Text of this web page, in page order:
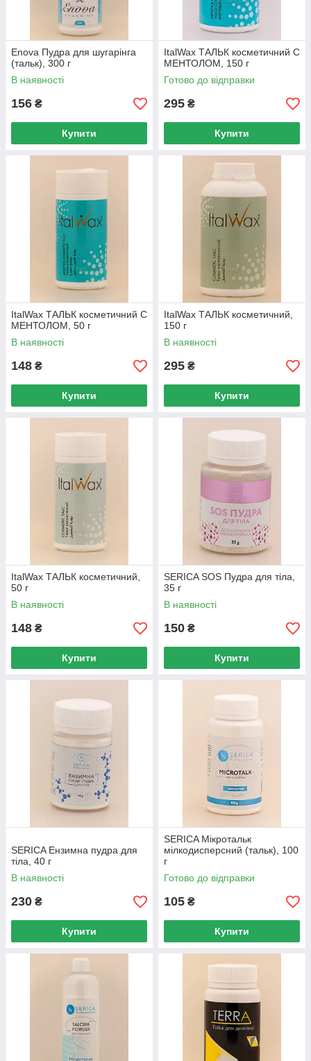
Enova Пудра для шугарінга
(тальк), 300 г
В наявності
156 ₴
Купити
ItalWax ТАЛЬК косметичний C
МЕНТОЛОМ, 150 г
Готово до відправки
295 ₴
Купити
ItalWax ТАЛЬК косметичний C
МЕНТОЛОМ, 50 г
В наявності
148 ₴
Купити
ItalWax ТАЛЬК косметичний,
150 г
В наявності
295 ₴
Купити
ItalWax ТАЛЬК косметичний,
50 г
В наявності
148 ₴
Купити
SERICA SOS Пудра для тіла,
35 г
В наявності
150 ₴
Купити
SERICA Ензимна пудра для
тіла, 40 г
В наявності
230 ₴
Купити
SERICA Мікротальк
мілкодисперсний (тальк), 100
г
Готово до відправки
105 ₴
Купити